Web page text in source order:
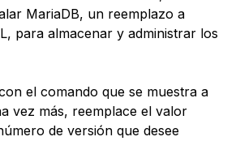
MariaDB, un reemplazo a
para almacenar y administrar los
el comando que se muestra a
vez más, reemplace el valor
de versión que desee